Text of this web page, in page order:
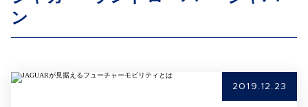
ン
2019.12.23